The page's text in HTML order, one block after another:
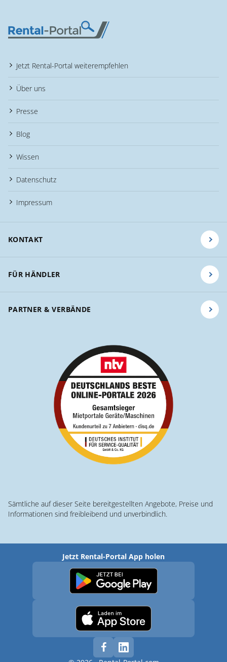
Jetzt Rental-Portal weiterempfehlen
Über uns
Presse
Blog
Wissen
Datenschutz
Impressum
KONTAKT
FÜR HÄNDLER
PARTNER & VERBÄNDE
Sämtliche auf dieser Seite bereitgestellten Angebote, Preise und
Informationen sind freibleibend und unverbindlich.
Jetzt Rental-Portal App holen